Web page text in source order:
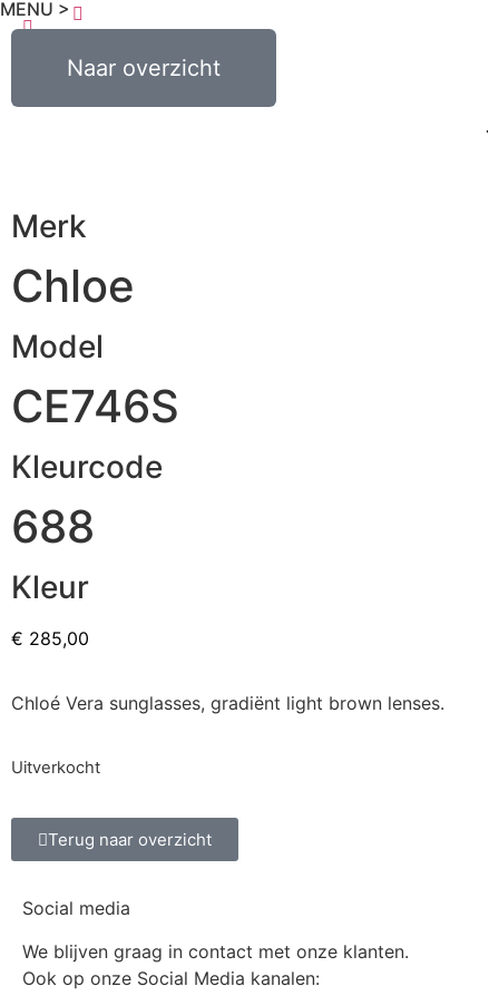
MENU >
Naar overzicht
0,00 0
Merk
Chloe
Model
CE746S
Kleurcode
688
Kleur
€ 285,00
Chloé Vera sunglasses, gradiënt light brown lenses.
Uitverkocht
Terug naar overzicht
Social media
We blijven graag in contact met onze klanten.
Ook op onze Social Media kanalen: